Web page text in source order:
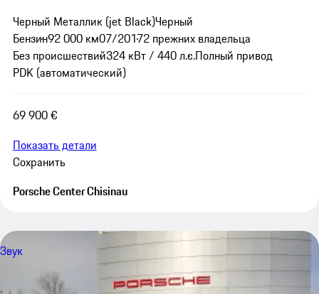
Черный Металлик (jet Black)Черный
Бензин92 000 км07/20172 прежних владельца
Без происшествий324 кВт / 440 л.с.Полный привод
PDK (автоматический)
69 900 €
Показать детали
Сохранить
Porsche Center Chisinau
Звук